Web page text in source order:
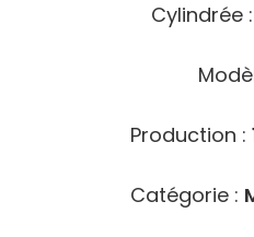
Cylindrée :
Production :
Catégorie :